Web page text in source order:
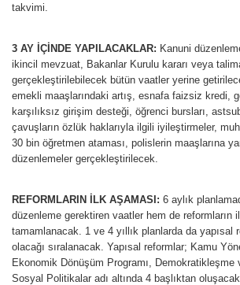
takvimi.
3 AY İÇİNDE YAPILACAKLAR: Kanuni
ikincil mevzuat, Bakanlar Kurulu kararı veya
gerçekleştirilebilecek bütün vaatler yerine
emekli maaşlarındaki artış, esnafa faizsiz kredi,
karşılıksız girişim desteği, öğrenci bursları,
çavuşların özlük haklarıyla ilgili iyileştirmeler,
30 bin öğretmen ataması, polislerin maaşlarına
düzenlemeler gerçekleştirilecek.
REFORMLARIN İLK AŞAMASI: 6 aylık
düzenleme gerektiren vaatler hem de reformların
tamamlanacak. 1 ve 4 yıllık planlarda da yapısal
olacağı sıralanacak. Yapısal reformlar; Kamu
Ekonomik Dönüşüm Programı, Demokratikleşme
Sosyal Politikalar adı altında 4 başlıktan